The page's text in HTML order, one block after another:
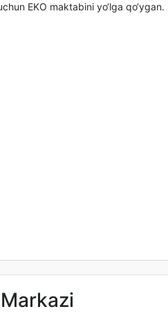
EKO maktabini yo‘lga qo‘ygan.